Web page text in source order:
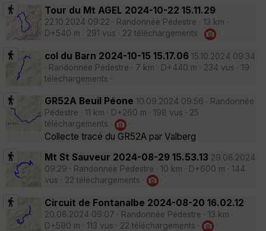
Tour du Mt AGEL 2024-10-22 15.11.29
22.10.2024 09:22 · Randonnée Pédestre · 13 km ·
D+540 m · 291 vus · 22 téléchargements ·
·
col du Barn 2024-10-15 15.17.06 15.10.2024 09:34
· Randonnée Pédestre · 7 km · D+440 m · 234 vus · 19
téléchargements ·
GR52A Beuil Péone 10.09.2024 09:56 · Randonnée
Pédestre · 11 km · D+260 m · 198 vus · 25
téléchargements ·
·
Collecte tracé du GR52A par Valberg
Mt St Sauveur 2024-08-29 15.53.13 29.08.2024
09:29 · Randonnée Pédestre · 10 km · D+600 m · 144
vus · 22 téléchargements ·
·
Circuit de Fontanalbe 2024-08-20 16.02.12
20.08.2024 09:07 · Randonnée Pédestre · 13 km ·
D+590 m · 113 vus · 22 téléchargements ·
·